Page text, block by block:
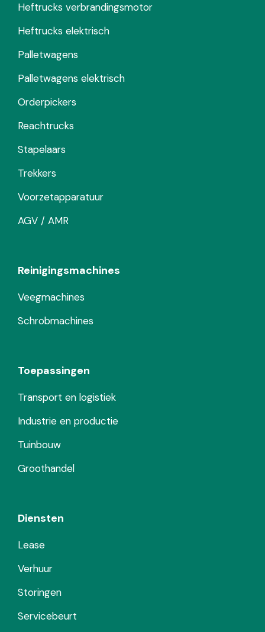
Heftrucks verbrandingsmotor
Heftrucks elektrisch
Palletwagens
Palletwagens elektrisch
Orderpickers
Reachtrucks
Stapelaars
Trekkers
Voorzetapparatuur
AGV / AMR
Reinigingsmachines
Veegmachines
Schrobmachines
Toepassingen
Transport en logistiek
Industrie en productie
Tuinbouw
Groothandel
Diensten
Lease
Verhuur
Storingen
Servicebeurt